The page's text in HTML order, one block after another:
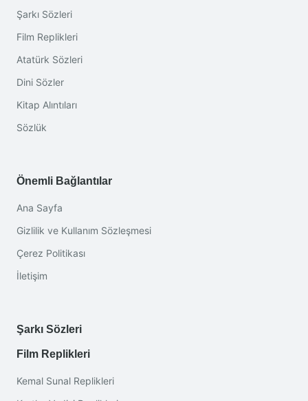
Şarkı Sözleri
Film Replikleri
Atatürk Sözleri
Dini Sözler
Kitap Alıntıları
Sözlük
Önemli Bağlantılar
Ana Sayfa
Gizlilik ve Kullanım Sözleşmesi
Çerez Politikası
İletişim
Şarkı Sözleri
Film Replikleri
Kemal Sunal Replikleri